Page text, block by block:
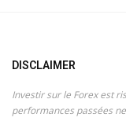
DISCLAIMER
Investir sur le Forex est
performances passées